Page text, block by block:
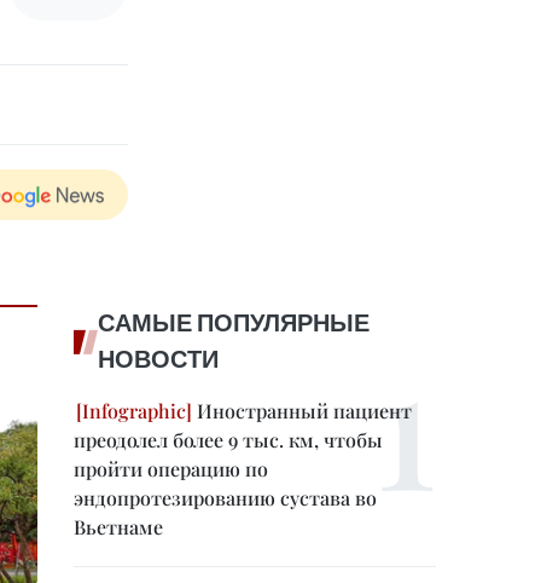
САМЫЕ ПОПУЛЯРНЫЕ
НОВОСТИ
Иностранный пациент
преодолел более 9 тыс. км, чтобы
пройти операцию по
эндопротезированию сустава во
Вьетнаме